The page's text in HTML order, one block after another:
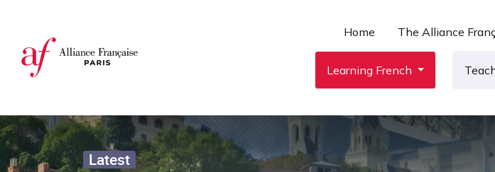
Home The Alliance
Learning French
Latest